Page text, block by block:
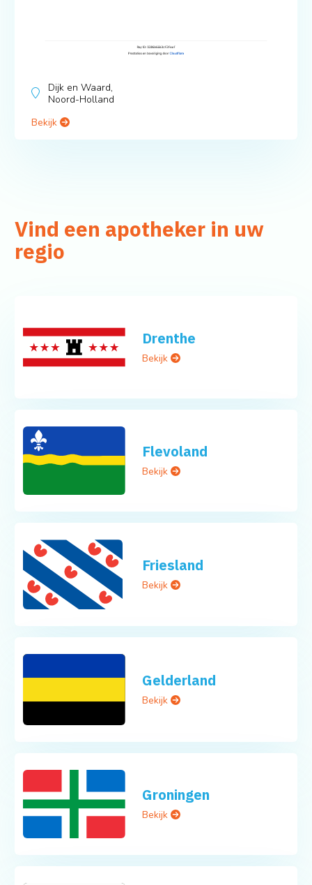
Dijk en Waard,
Noord-Holland
Bekijk
Vind een apotheker in uw
regio
Drenthe
Bekijk
Flevoland
Bekijk
Friesland
Bekijk
Gelderland
Bekijk
Groningen
Bekijk